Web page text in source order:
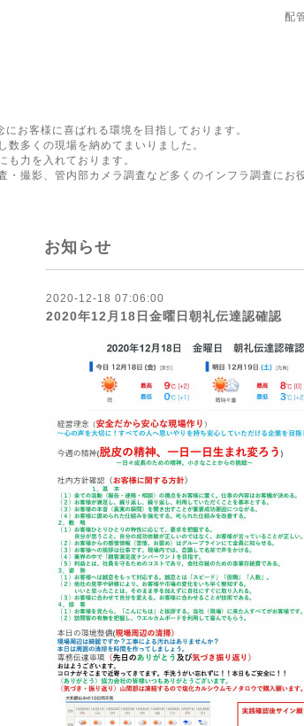
配
お客様に喜ばれる環境を目指しております。
多くの現場を納めてまいりました。
も力を入れております。
・撮影、管内部カメラ調査など多くのインフラ調査にお
お知らせ
2020-12-18 07:06:00
2020年12月18日金曜日朝礼伝達認確認